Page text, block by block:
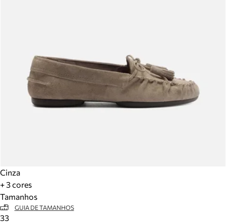
Cinza
+ 3 cores
Tamanhos
GUIA DE TAMANHOS
33